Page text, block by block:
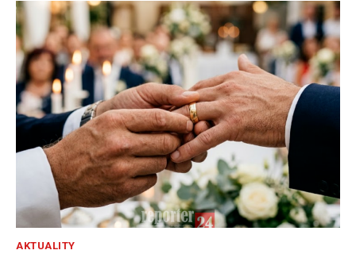
AKTUALITY